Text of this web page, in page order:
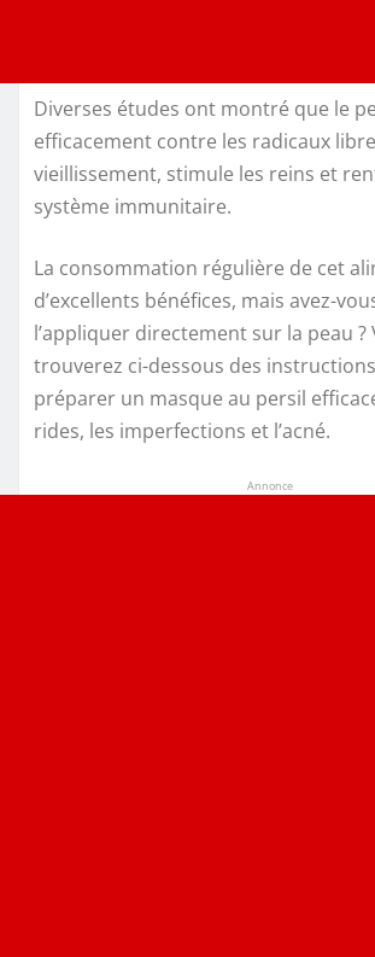
Diverses études ont montré que le
efficacement contre les radicaux
vieillissement, stimule les reins et
système immunitaire.
La consommation régulière de cet
d’excellents bénéfices, mais avez-
l’appliquer directement sur la peau ?
trouverez ci-dessous des
préparer un masque au persil
rides, les imperfections et l’acné.
Annonce